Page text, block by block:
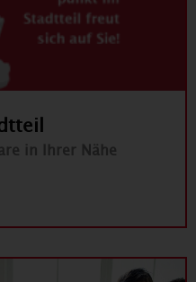
in Ihrer Nähe